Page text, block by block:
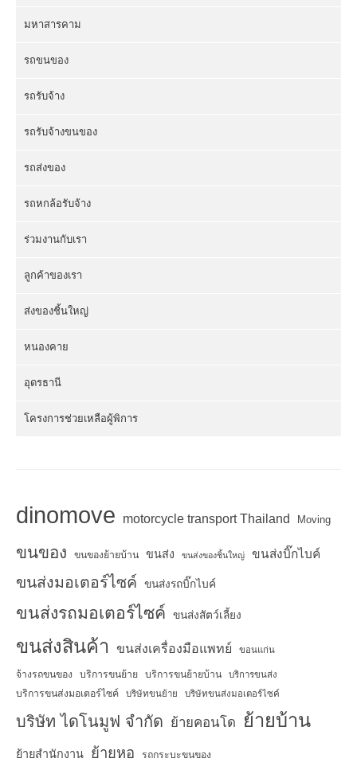
มหาสารคาม
รถขนของ
รถรับจ้าง
รถรับจ้างขนของ
รถส่งของ
รถหกล้อรับจ้าง
ร่วมงานกับเรา
ลูกค้าของเรา
ส่งของชิ้นใหญ่
หนองคาย
อุดรธานี
โครงการช่วยเหลือผู้พิการ
dinomove motorcycle transport Thailand Moving
ขนของ ขนของย้ายบ้าน ขนส่ง ขนส่งของชิ้นใหญ่ ขนส่งบิ๊กไบค์
ขนส่งมอเตอร์ไซค์ ขนส่งรถบิ๊กไบค์
ขนส่งรถมอเตอร์ไซค์ ขนส่งสัตว์เลี้ยง
ขนส่งสินค้า ขนส่งเครื่องมือแพทย์ ขอนแก่น
จ้างรถขนของ บริการขนย้าย บริการขนย้ายบ้าน บริการขนส่ง
บริการขนส่งมอเตอร์ไซค์ บริษัทขนย้าย บริษัทขนส่งมอเตอร์ไซค์
บริษัท ไดโนมูฟ จำกัด ย้ายคอนโด ย้ายบ้าน
ย้ายสำนักงาน ย้ายหอ รถกระบะขนของ